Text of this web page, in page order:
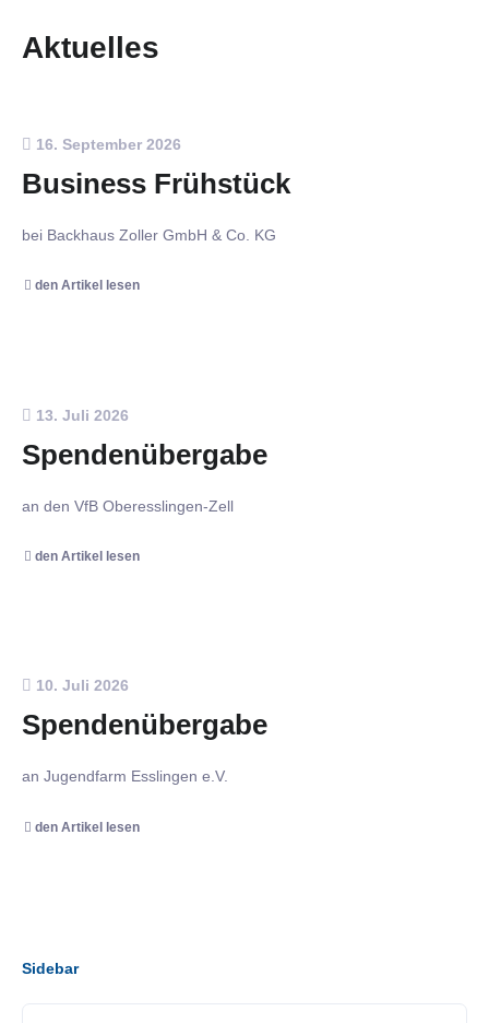
Aktuelles
16. September 2026
Business Frühstück
bei Backhaus Zoller GmbH & Co. KG
den Artikel lesen
13. Juli 2026
Spendenübergabe
an den VfB Oberesslingen-Zell
den Artikel lesen
10. Juli 2026
Spendenübergabe
an Jugendfarm Esslingen e.V.
den Artikel lesen
Sidebar